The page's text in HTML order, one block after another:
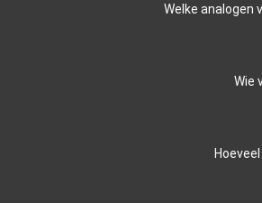
Welke analogen
Wie